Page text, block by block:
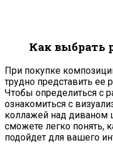
Как выбрать
При покупке
трудно представить ее
Чтобы определиться с
ознакомиться с
коллажей над диваном
сможете легко понять,
подойдет для вашего